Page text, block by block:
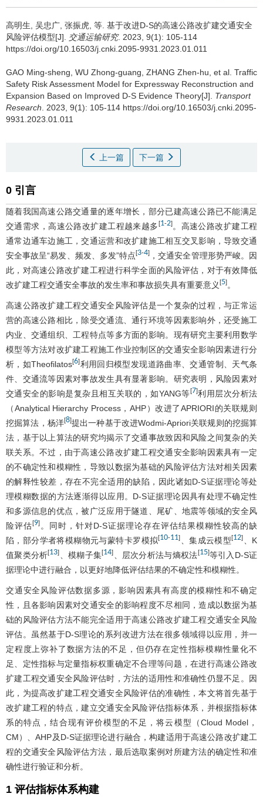
高明生 吴忠广 张振虎 等 基于改进D-S的高速公路改扩建交通安全
风险评估模型[J]. 交通运输研究. 2023, 9(1): 105-114
https://doi.org/10.16503/j.cnki.2095-9931.2023.01.011
GAO Ming-sheng WU Zhong-guang ZHANG Zhen-hu et al Traffic
Safety Risk Assessment Model for Expressway Reconstruction and
Expansion Based on Improved D-S Evidence Theory[J]. Transport
Research . 2023, 9(1): 105-114 https://doi.org/10.16503/j.cnki.2095-
9931.2023.01.011
上一篇 下一篇
0 引言
随着我国高速公路交通量的逐年增长，部分已建高速公路已不能满足
交通需求，高速公路改扩建工程越来越多 [1-2]。高速公路改扩建工程
通常边通车边施工，交通运营和改扩建施工相互交叉影响，导致交通
安全事故呈“易发、频发、多发”特点[3-4] ，交通安全管理形势严峻。因
此，对高速公路改扩建工程进行科学全面的风险评估，对于有效降低
改扩建工程交通安全事故的发生率和事故损失具有重要意义 [5] 。
高速公路改扩建工程交通安全风险评估是一个复杂的过程，与正常运
营的高速公路相比，除受交通流、通行环境等因素影响外，还受施工
内业、交通组织、工程特点等多方面的影响。现有研究主要利用数学
模型等方法对改扩建工程施工作业控制区的交通安全影响因素进行分
析，如Theofilatos[6]利用回归模型发现道路曲率、交通管制、天气条
件、交通流等因素对事故发生具有显著影响。研究表明，风险因素对
交通安全的影响是复杂且相互关联的，如YANG等[7]利用层次分析法
（Analytical Hierarchy Process，AHP）改进了APRIORI的关联规则
挖掘算法，杨洋[8]提出一种基于改进Wodmi-Apriori关联规则的挖掘算
法，基于以上算法的研究均揭示了交通事故致因和风险之间复杂的关
联关系。不过，由于高速公路改扩建工程交通安全影响因素具有一定
的不确定性和模糊性，导致以数据为基础的风险评估方法对相关因素
的解释性较差，存在不完全适用的缺陷，因此诸如D-S证据理论等处
理模糊数据的方法逐渐得以应用。D-S证据理论因具有处理不确定性
和多源信息的优点，被广泛应用于隧道、尾矿、地震等领域的安全风
险评估[9] 。同时，针对D-S证据理论存在评估结果模糊性较高的缺
陷，部分学者将模糊物元与蒙特卡罗模拟[10-11] 、集成云模型[12]
、K
值聚类分析[13] 、模糊子集[14] 、层次分析法与熵权法[15]等引入D-S证
据理论中进行融合，以更好地降低评估结果的不确定性和模糊性。
交通安全风险评估数据多源，影响因素具有高度的模糊性和不确定
性，且各影响因素对交通安全的影响程度不尽相同，造成以数据为基
础的风险评估方法不能完全适用于高速公路改扩建工程交通安全风险
评估。虽然基于D-S理论的系列改进方法在很多领域得以应用，并一
定程度上弥补了数据方法的不足，但仍存在定性指标模糊性量化不
足、定性指标与定量指标权重确定不合理等问题，在进行高速公路改
扩建工程交通安全风险评估时，方法的适用性和准确性仍显不足。因
此，为提高改扩建工程交通安全风险评估的准确性，本文将首先基于
改扩建工程的特点，建立交通安全风险评估指标体系，并根据指标体
系的特点，结合现有评价模型的不足，将云模型（Cloud Model，
CM）、AHP及D-S证据理论进行融合，构建适用于高速公路改扩建工
程的交通安全风险评估方法，最后选取案例对所建方法的确定性和准
确性进行验证和分析。
1 评估指标体系构建